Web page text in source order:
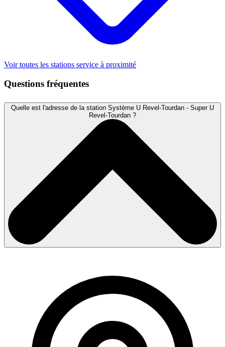
Voir toutes les stations service à proximité
Questions fréquentes
Quelle est l'adresse de la station Système U Revel-Tourdan - Super U
Revel-Tourdan ?